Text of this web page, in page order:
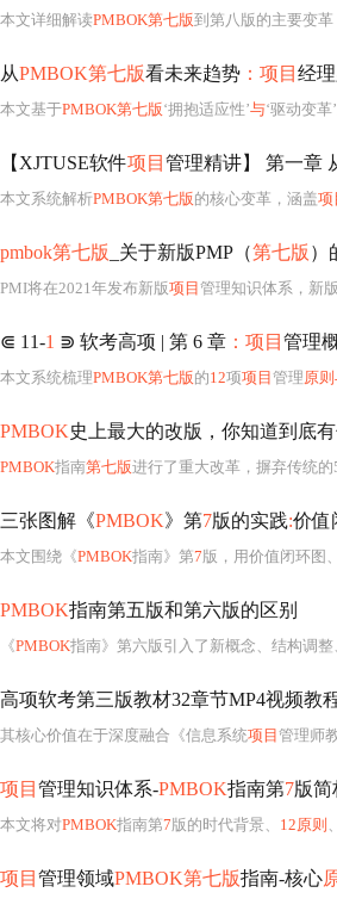
本文详细解读PMBOK第七版到第八版的主要变
从PMBOK第七版看未来趋势 ：项目 经
本文基于PMBOK第七版‘拥抱适应性’与‘驱动变革’
【XJTUSE软件项目 管理精讲】 第一章
本文系统解析PMBOK第七版的核心变革，涵盖项
pmbok第七版 _关于新版PMP（第七版 ）
PMI将在2021年发布新版项目 管理知识体系，新
⋐ 11-1 ⋑ 软考高项 | 第 6 章 ：项目 管理
本文系统梳理PMBOK第七版的12项项目 管理原
PMBOK史上最大的改版，你知道到底
PMBOK指南第七版进行了重大改革，摒弃传统的
三张图解《PMBOK》第7版的实践:价值
本文围绕《PMBOK指南》第7 版，用价值闭环图、
PMBOK指南第五版和第六版的区别
《PMBOK指南》第六版引入了新概念、结构调
其核心价值在于深度融合《信息系统项目 管理师
项目 管理知识体系-PMBOK指南第7版简
本文将对PMBOK指南第7 版的时代背景、 12原则
项目 管理领域PMBOK第七版指南-核心